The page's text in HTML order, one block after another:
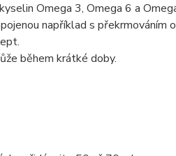
Omega 3, Omega 6 a
například s překrmováním
během krátké doby.